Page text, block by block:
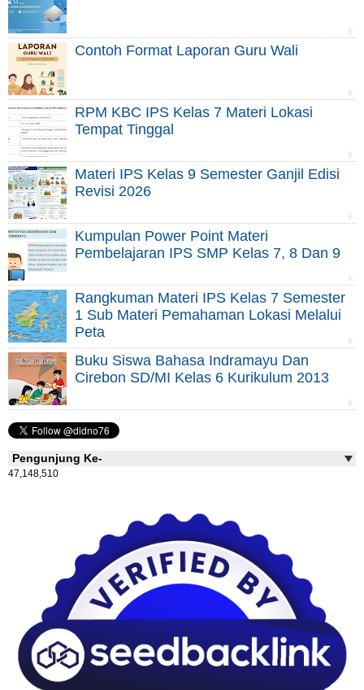
Contoh Format Laporan Guru Wali
RPM KBC IPS Kelas 7 Materi Lokasi
Tempat Tinggal
Materi IPS Kelas 9 Semester Ganjil Edisi
Revisi 2026
Kumpulan Power Point Materi
Pembelajaran IPS SMP Kelas 7, 8 Dan 9
Rangkuman Materi IPS Kelas 7 Semester
1 Sub Materi Pemahaman Lokasi Melalui
Peta
Buku Siswa Bahasa Indramayu Dan
Cirebon SD/MI Kelas 6 Kurikulum 2013
Pengunjung Ke-
47,148,510